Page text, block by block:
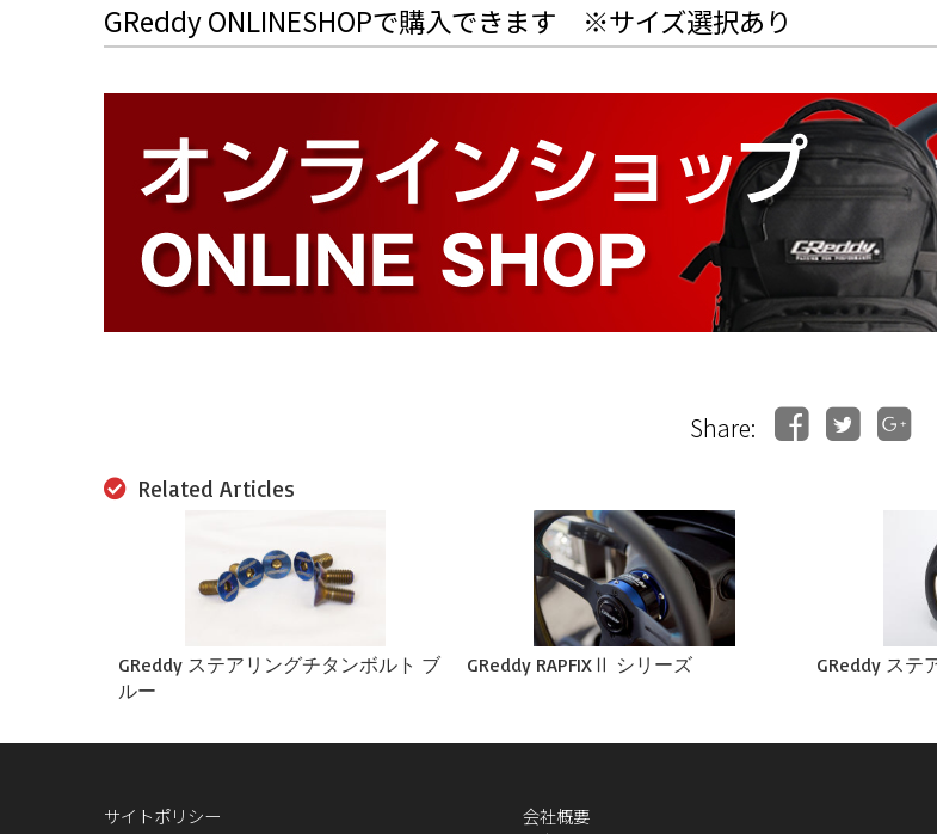
GReddy ONLINESHOPで購入できます ※サイズ選択あり
Share:
Related Articles
GReddy ステアリングチタンボルト ブ
ルー
GReddy RAPFIXⅡ シリーズ GReddy ステ
会社概要
サイトポリシー